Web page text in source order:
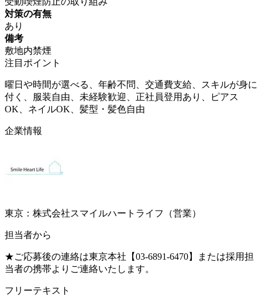
対策の有無
あり
備考
敷地内禁煙
注目ポイント
曜日や時間が選べる、年齢不問、交通費支給、スキルが身に
付く、服装自由、未経験歓迎、正社員登用あり、ピアス
OK、ネイルOK、髪型・髪色自由
企業情報
東京：株式会社スマイルハートライフ（営業）
担当者から
★ご応募後の連絡は東京本社【03-6891-6470】または採用担
当者の携帯よりご連絡いたします。
フリーテキスト